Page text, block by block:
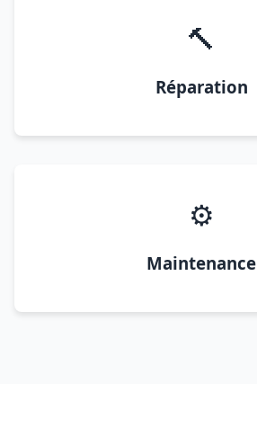
🔨
Réparation
⚙️
Maintenance